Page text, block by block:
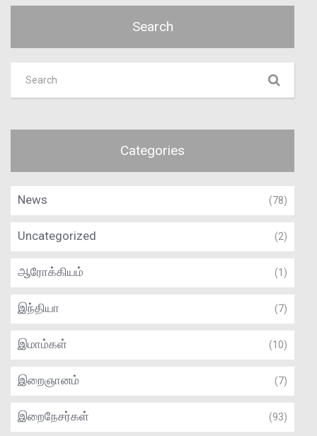
Search
Categories
News (78)
Uncategorized (2)
ஆரோக்கியம் (1)
இந்தியா (7)
இமாம்கள் (10)
இறைஞானம் (7)
இறைநேசர்கள் (93)